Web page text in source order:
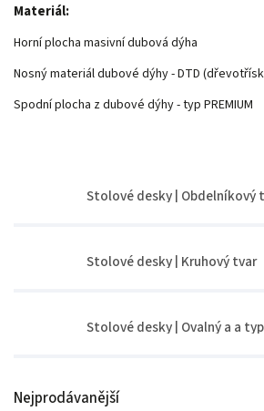
Materiál:
Horní plocha masivní dubová dýha
Nosný materiál dubové dýhy - DTD
Spodní plocha z dubové dýhy - typ PREMIUM
Stolové desky | Obdelníkový
Stolové desky | Kruhový tvar
Stolové desky | Ovalný a a
Nejprodávanější